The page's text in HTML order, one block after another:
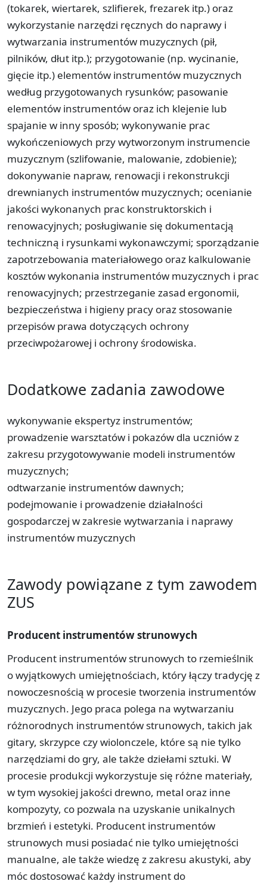
(tokarek, wiertarek, szlifierek, frezarek itp.) oraz
wykorzystanie narzędzi ręcznych do naprawy i
wytwarzania instrumentów muzycznych (pił,
pilników, dłut itp.); przygotowanie (np. wycinanie,
gięcie itp.) elementów instrumentów muzycznych
według przygotowanych rysunków; pasowanie
elementów instrumentów oraz ich klejenie lub
spajanie w inny sposób; wykonywanie prac
wykończeniowych przy wytworzonym instrumencie
muzycznym (szlifowanie, malowanie, zdobienie);
dokonywanie napraw, renowacji i rekonstrukcji
drewnianych instrumentów muzycznych; ocenianie
jakości wykonanych prac konstruktorskich i
renowacyjnych; posługiwanie się dokumentacją
techniczną i rysunkami wykonawczymi; sporządzanie
zapotrzebowania materiałowego oraz kalkulowanie
kosztów wykonania instrumentów muzycznych i prac
renowacyjnych; przestrzeganie zasad ergonomii,
bezpieczeństwa i higieny pracy oraz stosowanie
przepisów prawa dotyczących ochrony
przeciwpożarowej i ochrony środowiska.
Dodatkowe zadania zawodowe
wykonywanie ekspertyz instrumentów;
prowadzenie warsztatów i pokazów dla uczniów z
zakresu przygotowywanie modeli instrumentów
muzycznych;
odtwarzanie instrumentów dawnych;
podejmowanie i prowadzenie działalności
gospodarczej w zakresie wytwarzania i naprawy
instrumentów muzycznych
Zawody powiązane z tym zawodem
ZUS
Producent instrumentów strunowych
Producent instrumentów strunowych to rzemieślnik
o wyjątkowych umiejętnościach, który łączy tradycję z
nowoczesnością w procesie tworzenia instrumentów
muzycznych. Jego praca polega na wytwarzaniu
różnorodnych instrumentów strunowych, takich jak
gitary, skrzypce czy wiolonczele, które są nie tylko
narzędziami do gry, ale także dziełami sztuki. W
procesie produkcji wykorzystuje się różne materiały,
w tym wysokiej jakości drewno, metal oraz inne
kompozyty, co pozwala na uzyskanie unikalnych
brzmień i estetyki. Producent instrumentów
strunowych musi posiadać nie tylko umiejętności
manualne, ale także wiedzę z zakresu akustyki, aby
móc dostosować każdy instrument do